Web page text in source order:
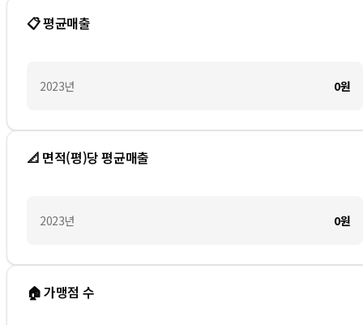
📋 평균매출
2023년 0원
📐 면적(평)당 평균매출
2023년 0원
🏠 가맹점 수